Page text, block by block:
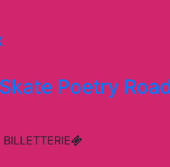
Poetry
BILLETTERIE